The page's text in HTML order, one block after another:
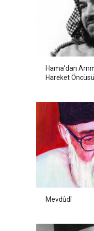
Hama'dan
Hareket
Mevdûdî